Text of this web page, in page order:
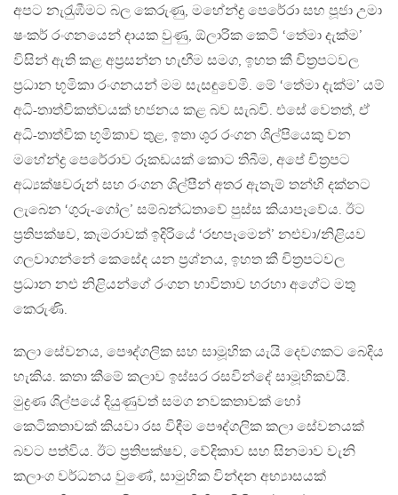
අපට නැරැුඹීමට බල කෙරුණු, මහේන්ද්‍ර පෙරේරා සහ පූජා උමා
ෂංකර් රංගනයෙන් දායක වුණු, ඕලාරික කෙටි ‘තේමා දැක්ම’
විසින් ඇති කළ අප‍්‍රසන්න හැඟීම සමග, ඉහත කී චිත‍්‍රපටවල
ප‍්‍රධාන භූමිකා රංගනයන් මම සැසඳුවෙමි. මේ ‘තේමා දැක්ම’ යම්
අධි-තාත්විකත්වයක් භජනය කළ බව සැබවි. එසේ වෙතත්, ඒ
අධි-තාත්වික භූමිකාව තුළ, ඉතා ශූර රංගන ශිල්පියෙකු වන
මහේන්ද්‍ර පෙරේරාව රූකඩයක් කොට තිබීම, අපේ චිත‍්‍රපට
අධ්‍යක්ෂවරුන් සහ රංගන ශිල්පීන් අතර ඇතැම් තන්හි දක්නට
ලැබෙන ‘ගුරු-ගෝල’ සම්බන්ධතාවේ පුස්ස කියාපෑවේය. ඊට
ප‍්‍රතිපක්ෂව, කැමරාවක් ඉදිරියේ ‘රඟපෑමෙන්’ නළුවා/නිළියව
ගලවාගන්නේ කෙසේද යන ප‍්‍රශ්නය, ඉහත කී චිත‍්‍රපටවල
ප‍්‍රධාන නළු නිළියන්ගේ රංගන භාවිතාව හරහා අගේට මතු
කෙරුණි.
කලා සේවනය, පෞද්ගලික සහ සාමූහික යැයි දෙවගකට බෙදිය
හැකිය. කතා කීමේ කලාව ඉස්සර රසවින්දේ සාමූහිකවයි.
මුද්‍රණ ශිල්පයේ දියුණුවත් සමග නවකතාවක් හෝ
කෙටිකතාවක් කියවා රස විඳීම පෞද්ගලික කලා සේවනයක්
බවට පත්විය. ඊට ප‍්‍රතිපක්ෂව, වේදිකාව සහ සිනමාව වැනි
කලාංග වර්ධනය වුණේ, සාමුහික වින්දන අභ්‍යාසයක්